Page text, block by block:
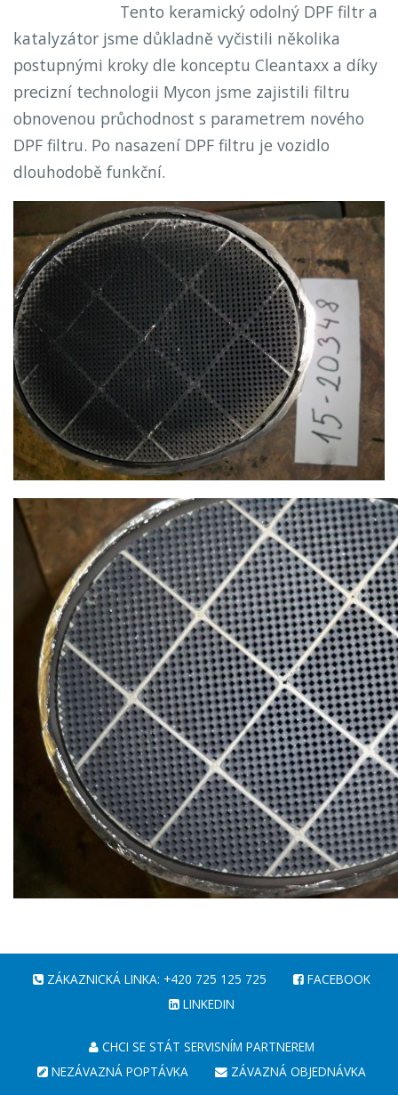
Tento keramický odolný DPF filtr a
katalyzátor jsme důkladně vyčistili několika
postupnými kroky dle konceptu Cleantaxx a díky
precizní technologii Mycon jsme zajistili filtru
obnovenou průchodnost s parametrem nového
DPF filtru. Po nasazení DPF filtru je vozidlo
dlouhodobě funkční.
ZÁKAZNICKÁ LINKA: +420 725 125 725
FACEBOOK
LINKEDIN
CHCI SE STÁT SERVISNÍM PARTNEREM
NEZÁVAZNÁ POPTÁVKA
ZÁVAZNÁ OBJEDNÁVKA